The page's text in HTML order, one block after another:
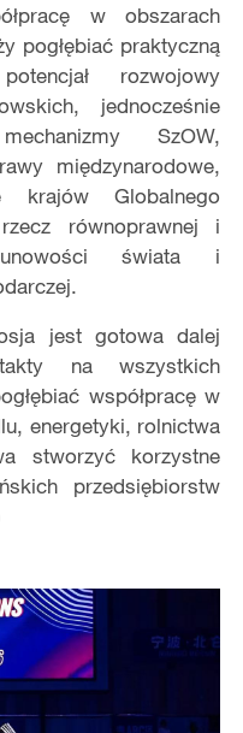
w obszarach
pogłębiać praktyczną
rozwojowy
jednocześnie
SzOW,
międzynarodowe,
krajów Globalnego
równoprawnej i
świata i
jest gotowa dalej
na wszystkich
współpracę w
energetyki, rolnictwa
stworzyć korzystne
przedsiębiorstw